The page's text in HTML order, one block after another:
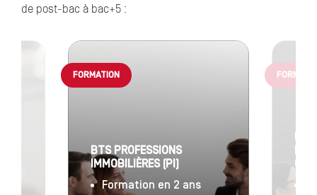
de post-bac à bac+5 :
BTS PROFESSIONS
IMMOBILIÈRES (PI)
Formation en 2 ans
FORMATION